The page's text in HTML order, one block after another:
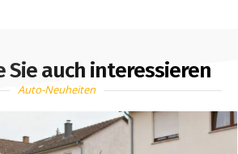
Sie auch interessieren
Auto-Neuheiten